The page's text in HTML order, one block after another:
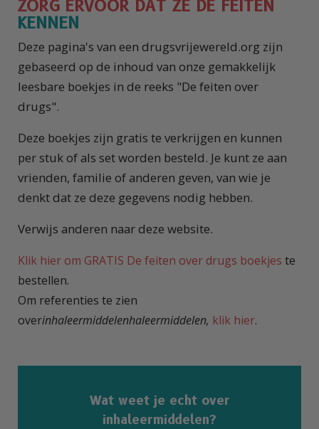
ZORG ERVOOR DAT ZE DE FEITEN
KENNEN
Deze pagina's van een drugsvrijewereld.org zijn
gebaseerd op de inhoud van onze gemakkelijk
leesbare boekjes in de reeks "De feiten over
drugs".
Deze boekjes zijn gratis te verkrijgen en kunnen
per stuk of als set worden besteld. Je kunt ze aan
vrienden, familie of anderen geven, van wie je
denkt dat ze deze gegevens nodig hebben.
Verwijs anderen naar deze website.
Klik hier om GRATIS De feiten over drugs boekjes te
bestellen.
Om referenties te zien
overinhaleermiddelenhaleermiddelen, klik hier.
Wat weet je echt over
inhaleermiddelen?